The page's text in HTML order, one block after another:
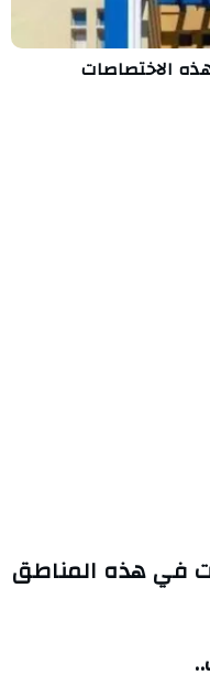
الاختصاصات
في هذه المناطق